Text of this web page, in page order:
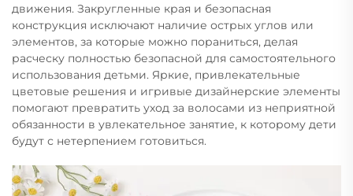
движения. Закругленные края и безопасная
конструкция исключают наличие острых углов или
элементов, за которые можно пораниться, делая
расческу полностью безопасной для самостоятельного
использования детьми. Яркие, привлекательные
цветовые решения и игривые дизайнерские элементы
помогают превратить уход за волосами из неприятной
обязанности в увлекательное занятие, к которому дети
будут с нетерпением готовиться.